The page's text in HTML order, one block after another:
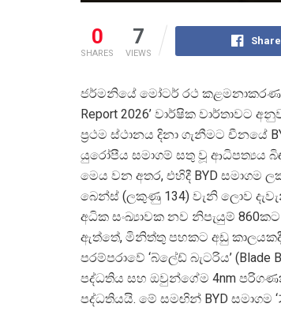
0
SHARES
7
VIEWS
ජර්මනියේ මෝටර් රථ
Report 2026’ වාර්ෂික
ප්රථම ස්ථානය දිනා ගැනීමට චීනයේ
යුරෝපීය සමාගම් සතු වූ ආධිපත්යය
මෙය වන අතර, එහිදී BYD
බෙන්ස් (ලකුණු 134) වැනි ලොව
අධික සංඛ්යාවක නව නිපැයුම්
ඇත්තේ, මිනිත්තු පහකට අඩු
පරම්පරාවේ ‘බ්ලේඩ් බැටරිය’
පද්ධතිය සහ ඔවුන්ගේම 4nm
පද්ධතියයි. මේ සමඟින් BYD සමාගම ‘